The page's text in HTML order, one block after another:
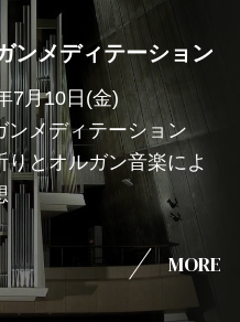
ンメディテーション
7月10日(金)
ンメディテーション
りとオルガン音楽によ
MORE